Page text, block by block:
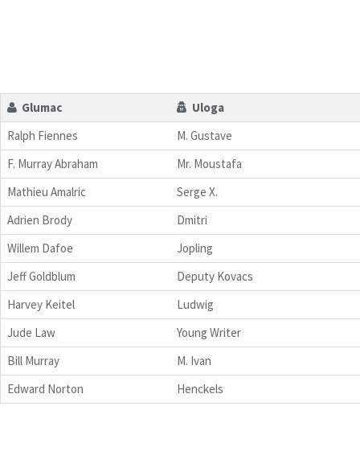
Glumac
Uloga
Ralph Fiennes
M. Gustave
F. Murray Abraham
Mr. Moustafa
Mathieu Amalric
Serge X.
Adrien Brody
Dmitri
Willem Dafoe
Jopling
Jeff Goldblum
Deputy Kovacs
Harvey Keitel
Ludwig
Jude Law
Young Writer
Bill Murray
M. Ivan
Edward Norton
Henckels